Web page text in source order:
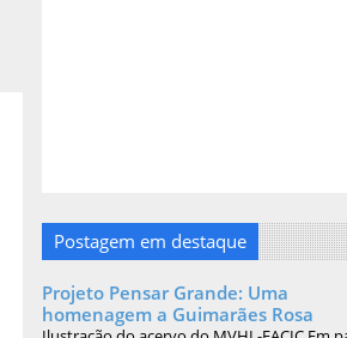
Postagem em destaque
Projeto Pensar Grande: Uma
homenagem a Guimarães Rosa